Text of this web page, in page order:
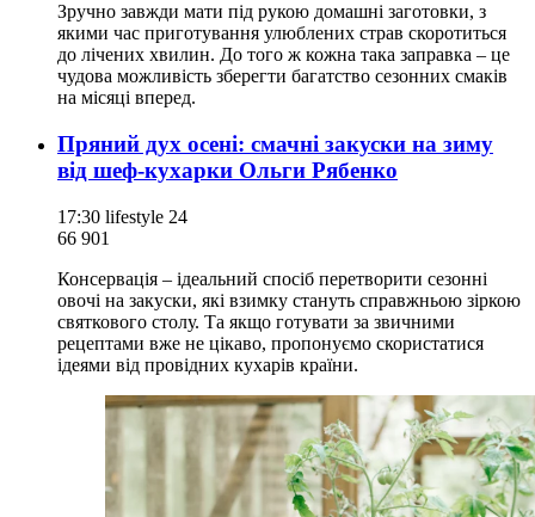
Зручно завжди мати під рукою домашні заготовки, з
якими час приготування улюблених страв скоротиться
до лічених хвилин. До того ж кожна така заправка – це
чудова можливість зберегти багатство сезонних смаків
на місяці вперед.
Пряний дух осені: смачні закуски на зиму
від шеф-кухарки Ольги Рябенко
17:30 lifestyle 24
66 901
Консервація – ідеальний спосіб перетворити сезонні
овочі на закуски, які взимку стануть справжньою зіркою
святкового столу. Та якщо готувати за звичними
рецептами вже не цікаво, пропонуємо скористатися
ідеями від провідних кухарів країни.